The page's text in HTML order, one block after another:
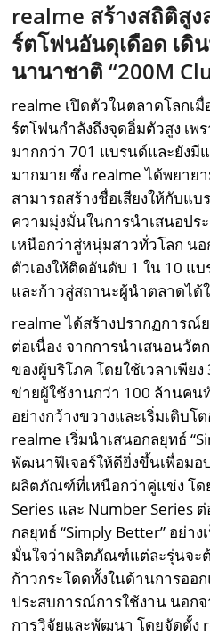
realme สร้างสถิติสูง
ร์ตโฟนอันดุเดือด เดิ
นานาชาติ “200M
realme เปิดตัวในตลาดโลกเ
ร์ตโฟนกำลังถึงจุดอิ่มตัวสูง เ
มากกว่า 701 แบรนด์และยังมี
มากมาย ซึ่ง realme ได้พยาย
สามารถสร้างชื่อเสียงให้กับแ
ความมุ่งมั่นในการนำเสนอป
เหนือกว่าสู่หนุ่มสาวทั่วโลก น
ตัวเองให้ติดอันดับ 1 ใน 10 แ
และก้าวสู่สถานะผู้นำตลาดได้
realme ได้สร้างปรากฏการณ์
ต่อเนื่อง จากการนำเสนอนวัต
ของผู้บริโภค โดยใช้เวลาเพียง
ข่ายผู้ใช้งานกว่า 100 ล้านคน
อย่างกว้างขวางและเริ่มเติบโ
realme เริ่มนำเสนอกลยุทธ์
พัฒนาฟีเจอร์ให้ดียิ่งขึ้นเพื่อม
ผลิตภัณฑ์ที่เหนือกว่าคู่แข่ง โด
Series และ Number Series
กลยุทธ์ “Simply Better” อย่า
มั่นใจว่าผลิตภัณฑ์แต่ละรุ่นจะ
ก้าวกระโดดทั้งในด้านการออ
ประสบการณ์การใช้งาน นอก
การวิจัยและพัฒนา โดยจัดตั้ง